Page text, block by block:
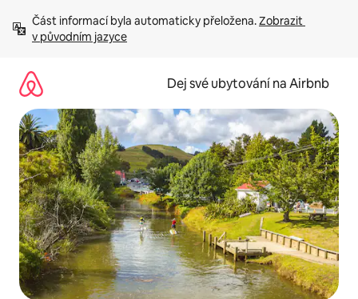
obsah
Část informací byla automaticky přeložena. Zobrazit
v původním jazyce
Dej své ubytování na Airbnb